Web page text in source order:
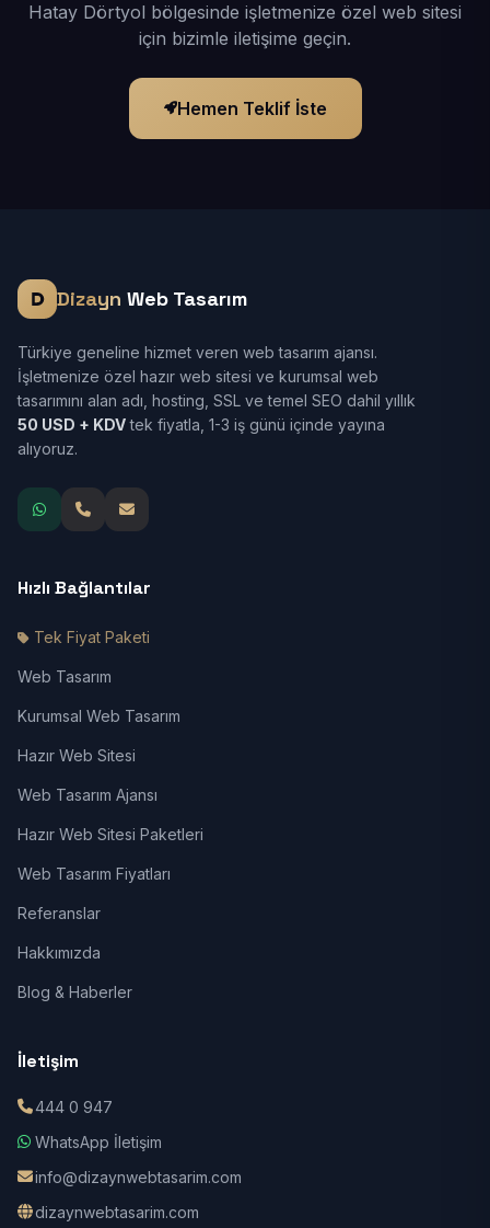
Hatay Dörtyol bölgesinde işletmenize özel web sitesi
için bizimle iletişime geçin.
Hemen Teklif İste
Dizayn Web Tasarım
Türkiye geneline hizmet veren web tasarım ajansı.
İşletmenize özel hazır web sitesi ve kurumsal web
tasarımını alan adı, hosting, SSL ve temel SEO dahil yıllık
50 USD + KDVtek fiyatla, 1-3 iş günü içinde yayına
alıyoruz.
Hızlı Bağlantılar
Tek Fiyat Paketi
Web Tasarım
Kurumsal Web Tasarım
Hazır Web Sitesi
Web Tasarım Ajansı
Hazır Web Sitesi Paketleri
Web Tasarım Fiyatları
Referanslar
Hakkımızda
Blog & Haberler
İletişim
444 0 947
WhatsApp İletişim
info@dizaynwebtasarim.com
dizaynwebtasarim.com